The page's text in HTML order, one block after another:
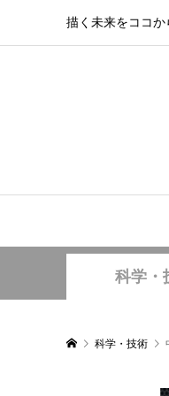
描く未来をココか
科学・
科学・技術